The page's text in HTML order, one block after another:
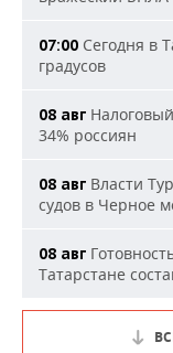
07:00 Сегодня в
градусов
08 авг
34% россиян
08 авг Власти
судов в Черное
08 авг
Татарстане